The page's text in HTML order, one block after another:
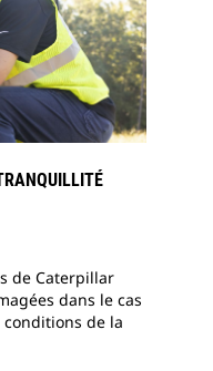
de Caterpillar
dans le cas
conditions de la